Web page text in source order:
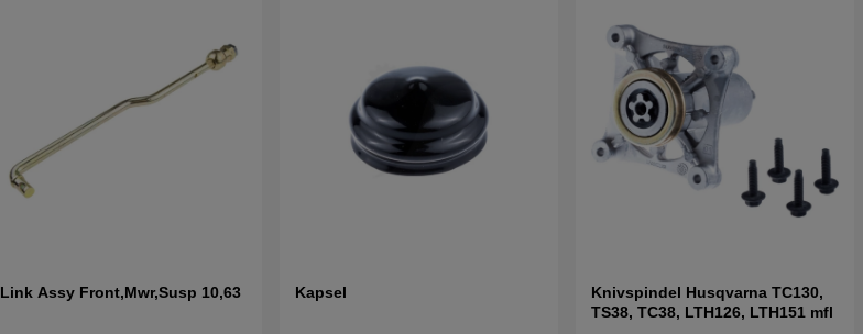
Link Assy Front,Mwr,Susp 10,63 Kapsel
Knivspindel Husqvarna TC130,
TS38, TC38, LTH126, LTH151 mfl